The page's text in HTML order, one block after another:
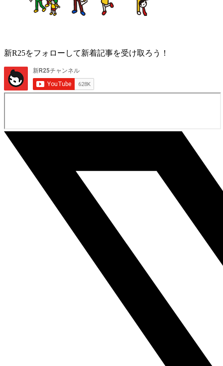
新R25をフォローして新着記事を受け取ろう！